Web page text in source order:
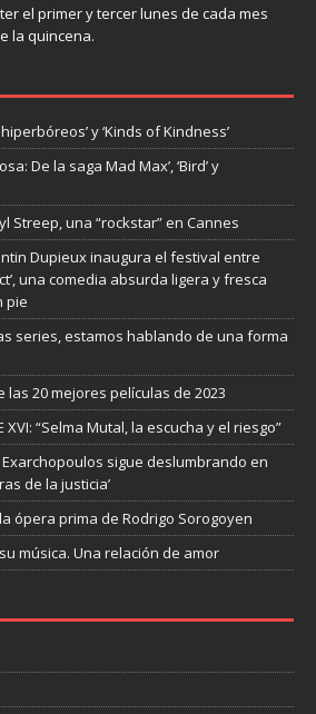
el primer y tercer lunes de cada mes
la quincena.
y ‘Kinds of Kindness’
De la saga Mad Max’, ‘Bird’ y
Streep, una “rockstar” en Cannes
Dupieux inaugura el festival entre
una comedia absurda ligera y fresca
pie
las series, estamos hablando de una forma
las 20 mejores películas de 2023
XVI: “Selma Mutal, la escucha y el riesgo”
sigue deslumbrando en
de la justicia’
la ópera prima de Rodrigo Sorogoyen
música. Una relación de amor